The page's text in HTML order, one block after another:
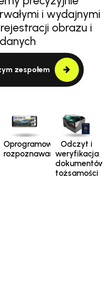
i wydajnymi
obrazu i
zespołem
Oprogramowanie
rozpoznawania
Odczyt i
weryfikacja
dokumentów
tożsamości